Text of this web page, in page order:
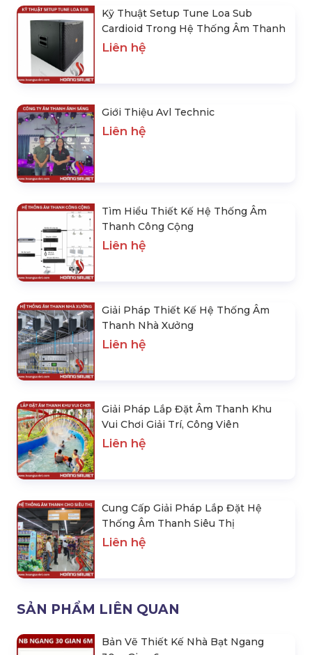
Kỹ Thuật Setup Tune Loa Sub
Cardioid Trong Hệ Thống Âm Thanh
Liên hệ
Giới Thiệu Avl Technic
Liên hệ
Tìm Hiểu Thiết Kế Hệ Thống Âm
Thanh Công Cộng
Liên hệ
Giải Pháp Thiết Kế Hệ Thống Âm
Thanh Nhà Xưởng
Liên hệ
Giải Pháp Lắp Đặt Âm Thanh Khu
Vui Chơi Giải Trí, Công Viên
Liên hệ
Cung Cấp Giải Pháp Lắp Đặt Hệ
Thống Âm Thanh Siêu Thị
Liên hệ
SẢN PHẨM LIÊN QUAN
Bản Vẽ Thiết Kế Nhà Bạt Ngang